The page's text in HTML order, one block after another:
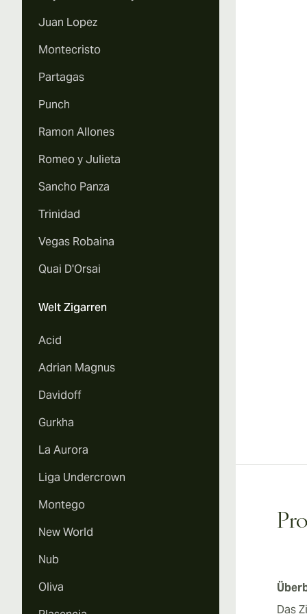
Juan Lopez
Montecristo
Partagas
Punch
Ramon Allones
Romeo y Julieta
Sancho Panza
Trinidad
Vegas Robaina
Quai D'Orsai
Welt Zigarren
Acid
Adrian Magnus
Davidoff
Gurkha
La Aurora
Liga Undercrown
Montego
New World
Nub
Oliva
Das